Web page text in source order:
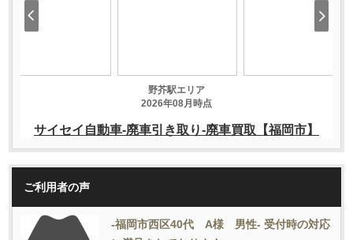
ご利用者の声
-福岡市西区40代 A様 男性- 受付時の対応